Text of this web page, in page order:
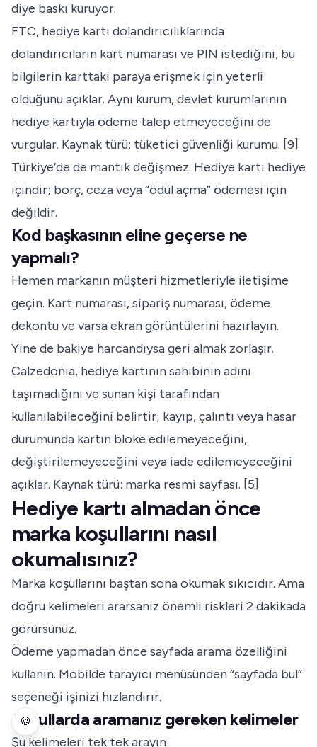
diye baskı kuruyor.
FTC, hediye kartı dolandırıcılıklarında
dolandırıcıların kart numarası ve PIN istediğini, bu
bilgilerin karttaki paraya erişmek için yeterli
olduğunu açıklar. Aynı kurum, devlet kurumlarının
hediye kartıyla ödeme talep etmeyeceğini de
vurgular. Kaynak türü: tüketici güvenliği kurumu. [9]
Türkiye’de de mantık değişmez. Hediye kartı hediye
içindir; borç, ceza veya “ödül açma” ödemesi için
değildir.
Kod başkasının eline geçerse ne
yapmalı?
Hemen markanın müşteri hizmetleriyle iletişime
geçin. Kart numarası, sipariş numarası, ödeme
dekontu ve varsa ekran görüntülerini hazırlayın.
Yine de bakiye harcandıysa geri almak zorlaşır.
Calzedonia, hediye kartının sahibinin adını
taşımadığını ve sunan kişi tarafından
kullanılabileceğini belirtir; kayıp, çalıntı veya hasar
durumunda kartın bloke edilemeyeceğini,
değiştirilemeyeceğini veya iade edilemeyeceğini
açıklar. Kaynak türü: marka resmi sayfası. [5]
Hediye kartı almadan önce
marka koşullarını nasıl
okumalısınız?
Marka koşullarını baştan sona okumak sıkıcıdır. Ama
doğru kelimeleri ararsanız önemli riskleri 2 dakikada
görürsünüz.
Ödeme yapmadan önce sayfada arama özelliğini
kullanın. Mobilde tarayıcı menüsünden “sayfada bul”
seçeneği işinizi hızlandırır.
Koşullarda aramanız gereken kelimeler
Şu kelimeleri tek tek arayın:
🍪